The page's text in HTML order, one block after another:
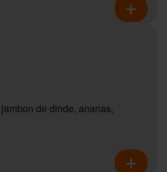
de dinde, ananas,